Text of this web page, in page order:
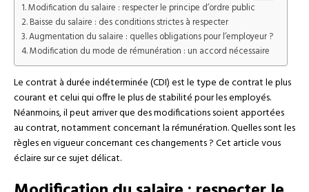
Modification du salaire : respecter le principe d’ordre public
Baisse du salaire : des conditions strictes à respecter
Augmentation du salaire : quelles obligations pour l’employeur ?
Modification du mode de rémunération : un accord nécessaire
Le contrat à durée indéterminée (CDI) est le type de contrat le plus
courant et celui qui offre le plus de stabilité pour les employés.
Néanmoins, il peut arriver que des modifications soient apportées
au contrat, notamment concernant la rémunération. Quelles sont les
règles en vigueur concernant ces changements ? Cet article vous
éclaire sur ce sujet délicat.